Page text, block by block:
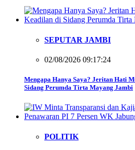
SEPUTAR JAMBI
02/08/2026 09:17:24
Mengapa Hanya Saya? Jeritan Hati
Sidang Perumda Tirta Mayang Jambi
POLITIK